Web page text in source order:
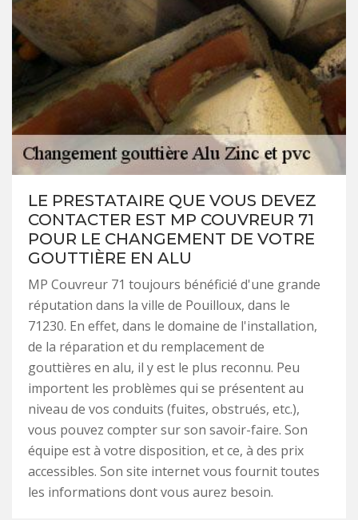
LE PRESTATAIRE QUE VOUS DEVEZ
CONTACTER EST MP COUVREUR 71
POUR LE CHANGEMENT DE VOTRE
GOUTTIÈRE EN ALU
MP Couvreur 71 toujours bénéficié d'une grande
réputation dans la ville de Pouilloux, dans le
71230. En effet, dans le domaine de l'installation,
de la réparation et du remplacement de
gouttières en alu, il y est le plus reconnu. Peu
importent les problèmes qui se présentent au
niveau de vos conduits (fuites, obstrués, etc.),
vous pouvez compter sur son savoir-faire. Son
équipe est à votre disposition, et ce, à des prix
accessibles. Son site internet vous fournit toutes
les informations dont vous aurez besoin.